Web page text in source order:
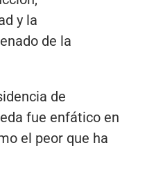
y la
de la
de
fue enfático en
el peor que ha